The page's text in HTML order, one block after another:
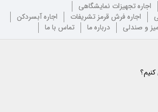
اجاره تجهیزات نمایشگاهی
اجاره فرش قرمز تشریفات
اجاره آبسردکن
و صندلی درباره ما تماس با ما